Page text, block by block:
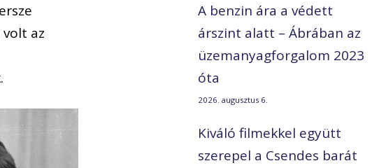
az
A benzin ára a védett
árszint alatt – Ábrában az
üzemanyagforgalom 2023
óta
2026. augusztus 6.
Kiváló filmekkel együtt
szerepel a Csendes barát